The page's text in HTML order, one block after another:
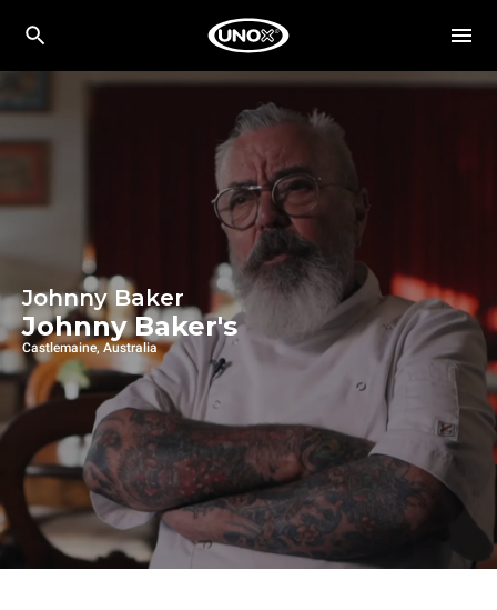
Johnny Baker
Johnny Baker's
Castlemaine, Australia